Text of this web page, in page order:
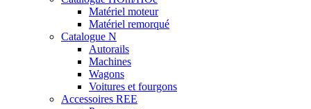
Matériel moteur
Matériel remorqué
Catalogue N
Autorails
Machines
Wagons
Voitures et fourgons
Accessoires REE